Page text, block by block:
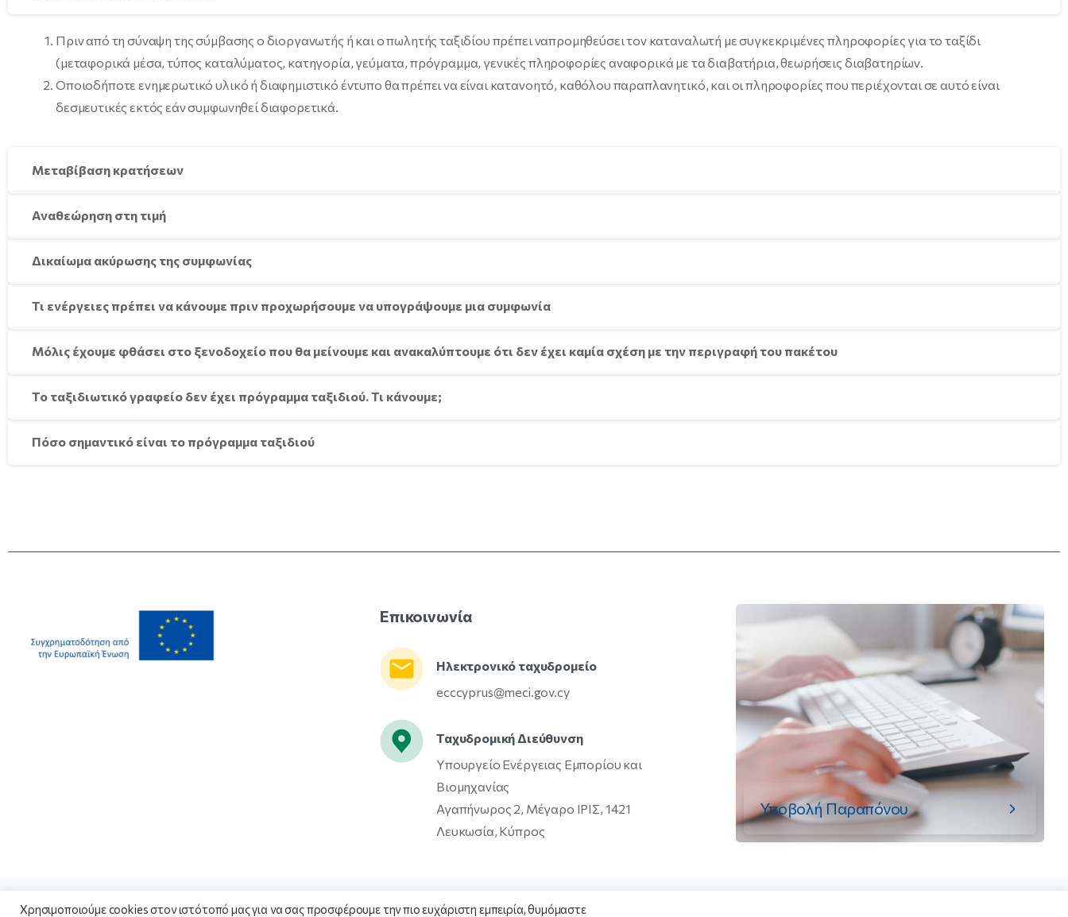
Πριν από τη σύναψη της σύμβασης ο διοργανωτής ή και ο πωλητής ταξιδίου πρέπει ναπρομηθεύσει τον καταναλωτή με συγκεκριμένες πληροφορίες για το ταξίδι
(μεταφορικά μέσα, τύπος καταλύματος, κατηγορία, γεύματα, πρόγραμμα, γενικές πληροφορίες αναφορικά με τα διαβατήρια, θεωρήσεις διαβατηρίων.
Οποιοδήποτε ενημερωτικό υλικό ή διαφημιστικό έντυπο θα πρέπει να είναι κατανοητό, καθόλου παραπλανητικό, και οι πληροφορίες που περιέχονται σε αυτό είναι
δεσμευτικές εκτός εάν συμφωνηθεί διαφορετικά.
Μεταβίβαση κρατήσεων
Αναθεώρηση στη τιμή
Δικαίωμα ακύρωσης της συμφωνίας
Τι ενέργειες πρέπει να κάνουμε πριν προχωρήσουμε να υπογράψουμε μια συμφωνία
Μόλις έχουμε φθάσει στο ξενοδοχείο που θα μείνουμε και ανακαλύπτουμε ότι δεν έχει καμία σχέση με την περιγραφή του πακέτου
Το ταξιδιωτικό γραφείο δεν έχει πρόγραμμα ταξιδιού. Τι κάνουμε;
Πόσο σημαντικό είναι το πρόγραμμα ταξιδιού
Επικοινωνία
Ηλεκτρονικό ταχυδρομείο
ecccyprus@meci.gov.cy
Ταχυδρομική Διεύθυνση
Υπουργείο Ενέργειας Εμπορίου και
Βιομηχανίας
Αγαπήνωρος 2, Μέγαρο ΙΡΙΣ, 1421
Λευκωσία, Κύπρος
Υποβολή Παραπόνου
© Copyright 2021 - Κυπριακή Δημοκρατία Ευρωπαϊκό Κέντρο Καταναλωτή Κύπρου
Χρησιμοποιούμε cookies στον ιστότοπό μας για να σας προσφέρουμε την πιο ευχάριστη εμπειρία, θυμόμαστε